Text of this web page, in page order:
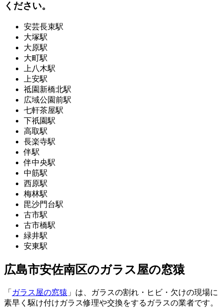
ください。
安芸長束駅
大塚駅
大原駅
大町駅
上八木駅
上安駅
祗園新橋北駅
広域公園前駅
七軒茶屋駅
下祇園駅
高取駅
長楽寺駅
伴駅
伴中央駅
中筋駅
西原駅
梅林駅
毘沙門台駅
古市駅
古市橋駅
緑井駅
安東駅
広島市安佐南区のガラス屋の窓猿
「 ガラス屋の窓猿 」は、ガラスの割れ・ヒビ・欠けの現場に
素早く駆け付けガラス修理や交換をするガラスの業者です。